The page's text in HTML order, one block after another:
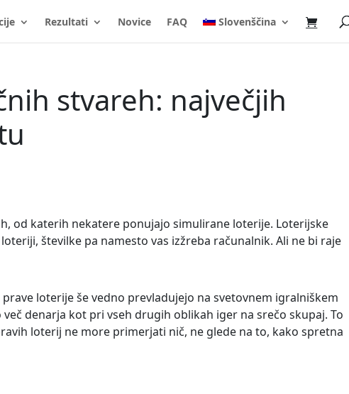
Rezultati Novice FAQ Slovenščina
stvareh: največjih
od katerih nekatere ponujajo simulirane loterije. Loterijske
številke pa namesto vas izžreba računalnik. Ali ne bi raje
loterije še vedno prevladujejo na svetovnem igralniškem
denarja kot pri vseh drugih oblikah iger na srečo skupaj. To
loterij ne more primerjati nič, ne glede na to, kako spretna